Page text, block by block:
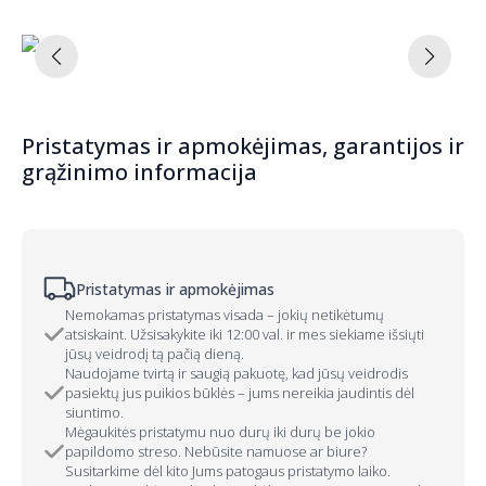
Pristatymas ir apmokėjimas, garantijos ir
grąžinimo informacija
Pristatymas ir apmokėjimas
Nemokamas pristatymas visada – jokių netikėtumų
atsiskaint. Užsisakykite iki 12:00 val. ir mes siekiame išsiųti
jūsų veidrodį tą pačią dieną.
Naudojame tvirtą ir saugią pakuotę, kad jūsų veidrodis
pasiektų jus puikios būklės – jums nereikia jaudintis dėl
siuntimo.
Mėgaukitės pristatymu nuo durų iki durų be jokio
papildomo streso. Nebūsite namuose ar biure?
Susitarkime dėl kito Jums patogaus pristatymo laiko.